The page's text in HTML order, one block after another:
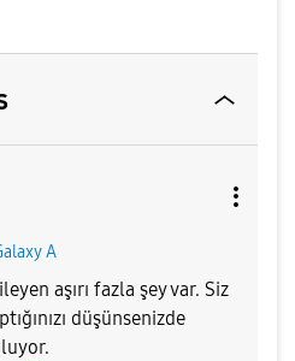
A
aşırı fazla şey var. Siz
düşünsenizde